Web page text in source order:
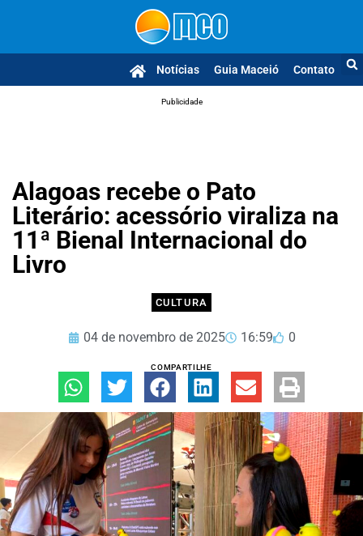
Notícias Guia Maceió Contato
Publicidade
Alagoas recebe o Pato
Literário: acessório viraliza na
11ª Bienal Internacional do
Livro
CULTURA
04 de novembro de 2025 16:59 0
COMPARTILHE